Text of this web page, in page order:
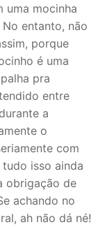
uma mocinha
entanto, não
porque
é uma
pra
entre
a
o
com
isso ainda
obrigação de
achando no
ah não dá né!